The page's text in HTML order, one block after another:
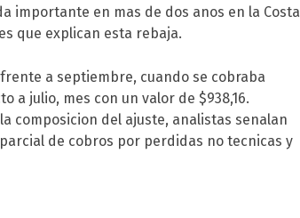
importante en mas de dos anos en la Costa
que explican esta rebaja.
a septiembre, cuando se cobraba
a julio, mes con un valor de $938,16.
composicion del ajuste, analistas senalan
de cobros por perdidas no tecnicas y